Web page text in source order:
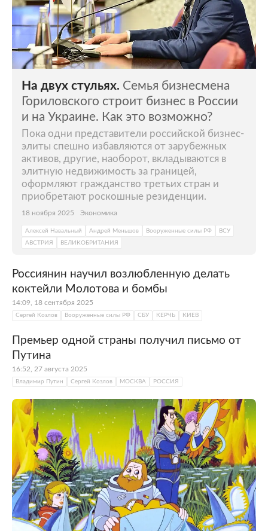
На двух стульях. Семья бизнесмена
Гориловского строит бизнес в России
и на Украине. Как это возможно?
Пока одни представители российской бизнес-
элиты спешно избавляются от зарубежных
активов, другие, наоборот, вкладываются в
элитную недвижимость за границей,
оформляют гражданство третьих стран и
приобретают роскошные резиденции.
18 ноября 2025 Экономика
Алексей Навальный Андрей Меньшов Вооруженные силы РФ
ВСУ
АВСТРИЯ
ВЕЛИКОБРИТАНИЯ
Россиянин научил возлюбленную делать
коктейли Молотова и бомбы
14:09, 18 сентября 2025
Сергей Козлов Вооруженные силы РФ СБУ КЕРЧЬ КИЕВ
Премьер одной страны получил письмо от
Путина
16:52, 27 августа 2025
Владимир Путин Сергей Козлов МОСКВА РОССИЯ